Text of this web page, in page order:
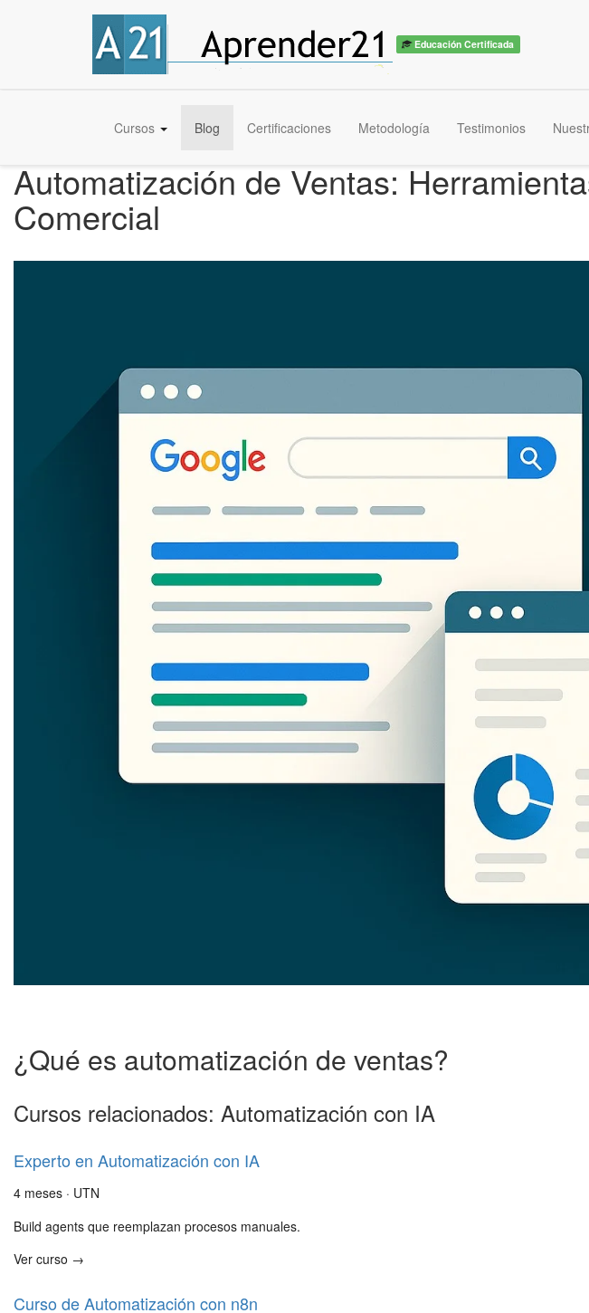
Educación Certificada
Cursos Blog Certificaciones Metodología Testimonios
Automatización de Ventas:
Comercial
¿Qué es automatización de ventas?
Cursos relacionados: Automatización con IA
Experto en Automatización con IA
4 meses · UTN
Build agents que reemplazan procesos manuales.
Ver curso →
Curso de Automatización con n8n